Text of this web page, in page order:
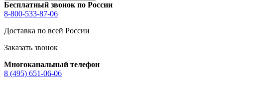
Бесплатный звонок по России
8-800-533-87-06
Доставка по всей России
Заказать звонок
Многоканальный телефон
8 (495) 651-06-06